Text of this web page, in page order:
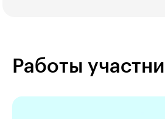
Работы